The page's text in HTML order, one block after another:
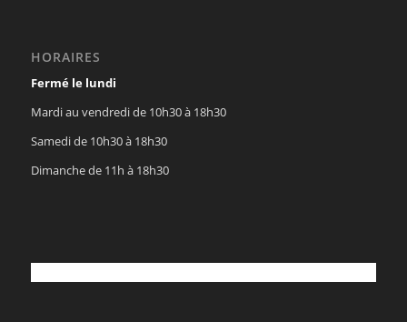
HORAIRES
Fermé le lundi
Mardi au vendredi de 10h30 à 18h30
Samedi de 10h30 à 18h30
Dimanche de 11h à 18h30